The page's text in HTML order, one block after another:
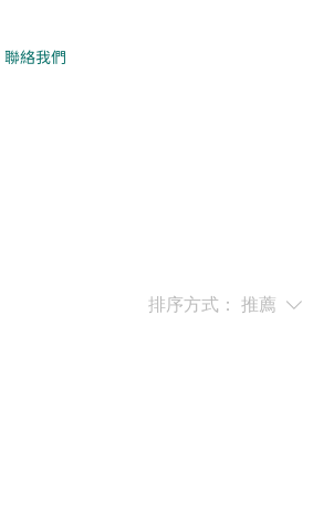
聯絡我們
排序方式： 推薦